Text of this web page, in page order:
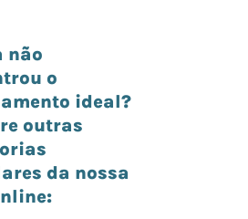
não
o
ideal?
outras
da nossa